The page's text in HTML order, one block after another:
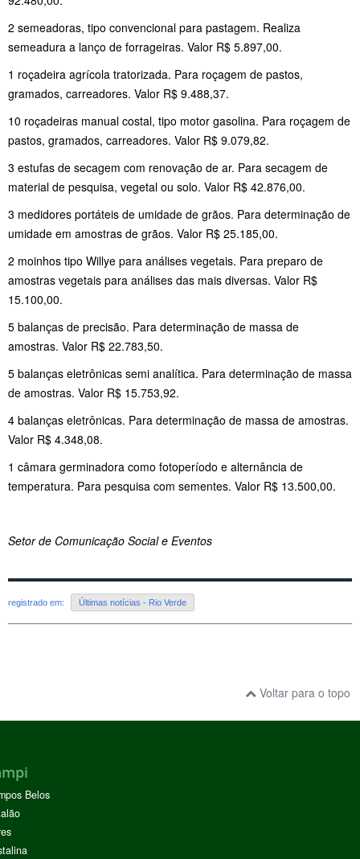
2 semeadoras, tipo convencional para pastagem. Realiza
semeadura a lanço de forrageiras. Valor R$ 5.897,00.
1 roçadeira agrícola tratorizada. Para roçagem de pastos,
gramados, carreadores. Valor R$ 9.488,37.
10 roçadeiras manual costal, tipo motor gasolina. Para roçagem de
pastos, gramados, carreadores. Valor R$ 9.079,82.
3 estufas de secagem com renovação de ar. Para secagem de
material de pesquisa, vegetal ou solo. Valor R$ 42.876,00.
3 medidores portáteis de umidade de grãos. Para determinação de
umidade em amostras de grãos. Valor R$ 25.185,00.
2 moinhos tipo Willye para análises vegetais. Para preparo de
amostras vegetais para análises das mais diversas. Valor R$
15.100,00.
5 balanças de precisão. Para determinação de massa de
amostras. Valor R$ 22.783,50.
5 balanças eletrônicas semi analítica. Para determinação de massa
de amostras. Valor R$ 15.753,92.
4 balanças eletrônicas. Para determinação de massa de amostras.
Valor R$ 4.348,08.
1 câmara germinadora como fotoperíodo e alternância de
temperatura. Para pesquisa com sementes. Valor R$ 13.500,00.
Setor de Comunicação Social e Eventos
registrado em: Últimas notícias - Rio Verde
Voltar para o topo
Belos